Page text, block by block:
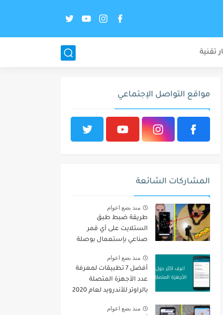
تقنية
مواقع التواصل الإجتماعي
المشاركات الشائعة
منذ بضع اعوام
طريقة ضبط طبق
الستلايت على أي قمر
صناعي بإستعمال بوصلة
القنوات
منذ بضع اعوام
أفضل 7 تطبيقات لمعرفة
عدد الأجهزة المتصلة
بالراوتر للأندرويد لعام 2020
منذ بضع اعوام